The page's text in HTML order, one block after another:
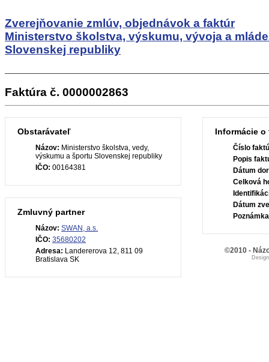
Zverejňovanie zmlúv, objednávok a faktúr
Ministerstvo školstva, výskumu, vývoja a
Slovenskej republiky
Faktúra č. 0000002863
Obstarávateľ
Názov: Ministerstvo školstva, vedy,
výskumu a športu Slovenskej republiky
IČO: 00164381
Zmluvný partner
Názov: SWAN, a.s.
IČO: 35680202
Adresa: Landererova 12, 811 09
Bratislava SK
Informácie o
Číslo
Popis
Dátum
Celková
Dátum
©2010 -